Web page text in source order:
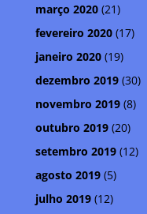
março 2020(21)
fevereiro 2020(17)
janeiro 2020(19)
dezembro 2019(30)
novembro 2019(8)
outubro 2019(20)
setembro 2019(12)
agosto 2019(5)
julho 2019(12)